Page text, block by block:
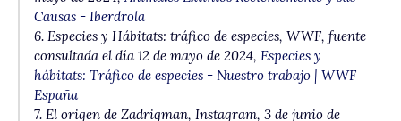
Causas - Iberdrola
6. Especies y Hábitats: tráfico de especies, WWF, fuente
consultada el día 12 de mayo de 2024, Especies y
hábitats: Tráfico de especies - Nuestro trabajo | WWF
España
7. El origen de Zadrigman, Instagram, 3 de junio de